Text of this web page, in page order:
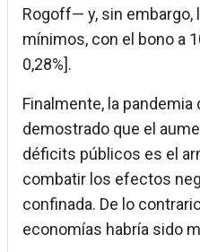
Rogoff— y, sin embargo,
mínimos, con el bono a
0,28%].
Finalmente, la pandemia
demostrado que el
déficits públicos es el
combatir los efectos
confinada. De lo
economías habría sido